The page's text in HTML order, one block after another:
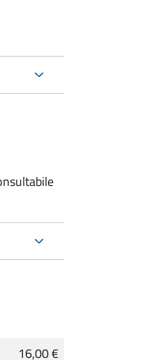
16,00 €